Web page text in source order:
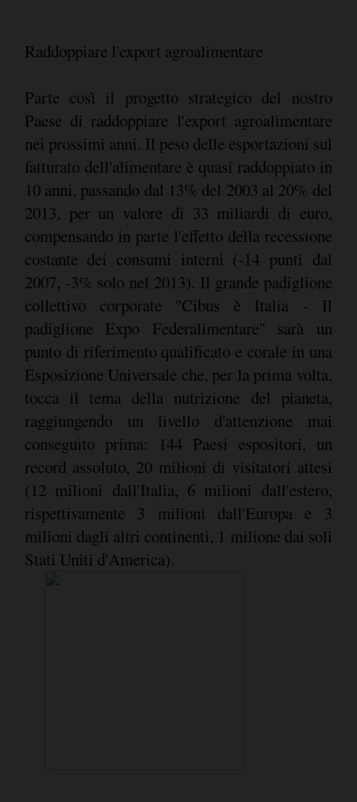
Raddoppiare l'export agroalimentare
Parte così il progetto strategico del nostro
Paese di raddoppiare l'export agroalimentare
nei prossimi anni. Il peso delle esportazioni sul
fatturato dell'alimentare è quasi raddoppiato in
10 anni, passando dal 13% del 2003 al 20% del
2013, per un valore di 33 miliardi di euro,
compensando in parte l'effetto della recessione
costante dei consumi interni (-14 punti dal
2007, -3% solo nel 2013). Il grande padiglione
collettivo corporate "Cibus è Italia - Il
padiglione Expo Federalimentare" sarà un
punto di riferimento qualificato e corale in una
Esposizione Universale che, per la prima volta,
tocca il tema della nutrizione del pianeta,
raggiungendo un livello d'attenzione mai
conseguito prima: 144 Paesi espositori, un
record assoluto, 20 milioni di visitatori attesi
(12 milioni dall'Italia, 6 milioni dall'estero,
rispettivamente 3 milioni dall'Europa e 3
milioni dagli altri continenti, 1 milione dai soli
Stati Uniti d'America).